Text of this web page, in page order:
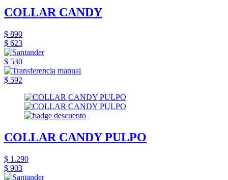
COLLAR CANDY
$ 890
$ 623
$ 530
$ 592
COLLAR CANDY PULPO
$ 1.290
$ 903